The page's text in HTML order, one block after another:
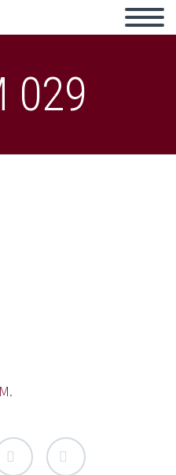
029
.